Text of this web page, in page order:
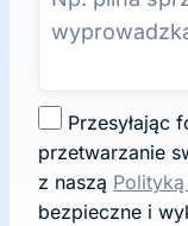
g
o
d
przetwarzanie
z naszą
bezpieczne i